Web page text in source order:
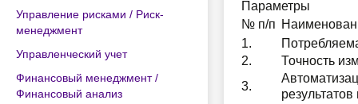
Управление рисками / Риск-
менеджмент
Управленческий учет
Финансовый менеджмент /
Финансовый анализ
Параметры
№ п/п
1.
2.
Точность
3.